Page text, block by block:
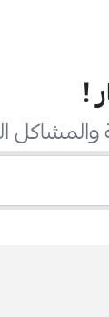
!
والمشاكل